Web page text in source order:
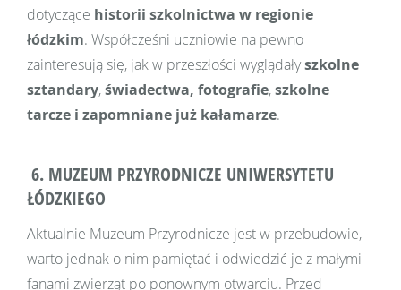
dotyczące historii szkolnictwa w regionie
łódzkim. Współcześni uczniowie na pewno
zainteresują się, jak w przeszłości wyglądałyszkolne
sztandary,świadectwa, fotografie,szkolne
tarcze i zapomniane już kałamarze.
6. MUZEUM PRZYRODNICZE UNIWERSYTETU
ŁÓDZKIEGO
Aktualnie Muzeum Przyrodnicze jest w przebudowie,
warto jednak o nim pamiętać i odwiedzić je z małymi
fanami zwierząt po ponownym otwarciu. Przed